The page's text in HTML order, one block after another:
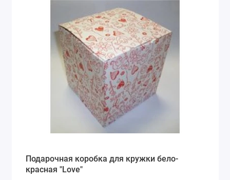
Подарочная коробка для кружки бело-
красная "Love"